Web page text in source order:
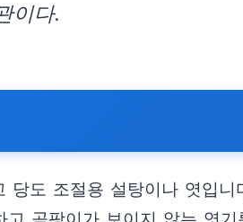
이다.
도 조절용 설탕이나 엿입